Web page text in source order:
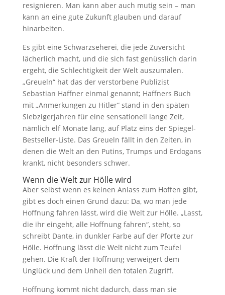
resignieren. Man kann aber auch mutig sein – man
kann an eine gute Zukunft glauben und darauf
hinarbeiten.
Es gibt eine Schwarzseherei, die jede Zuversicht
lächerlich macht, und die sich fast genüsslich darin
ergeht, die Schlechtigkeit der Welt auszumalen.
„Greueln“ hat das der verstorbene Publizist
Sebastian Haffner einmal genannt; Haffners Buch
mit „Anmerkungen zu Hitler“ stand in den späten
Siebzigerjahren für eine sensationell lange Zeit,
nämlich elf Monate lang, auf Platz eins der Spiegel-
Bestseller-Liste. Das Greueln fällt in den Zeiten, in
denen die Welt an den Putins, Trumps und Erdogans
krankt, nicht besonders schwer.
Wenn die Welt zur Hölle wird
Aber selbst wenn es keinen Anlass zum Hoffen gibt,
gibt es doch einen Grund dazu: Da, wo man jede
Hoffnung fahren lässt, wird die Welt zur Hölle. „Lasst,
die ihr eingeht, alle Hoffnung fahren“, steht, so
schreibt Dante, in dunkler Farbe auf der Pforte zur
Hölle. Hoffnung lässt die Welt nicht zum Teufel
gehen. Die Kraft der Hoffnung verweigert dem
Unglück und dem Unheil den totalen Zugriff.
Hoffnung kommt nicht dadurch, dass man sie